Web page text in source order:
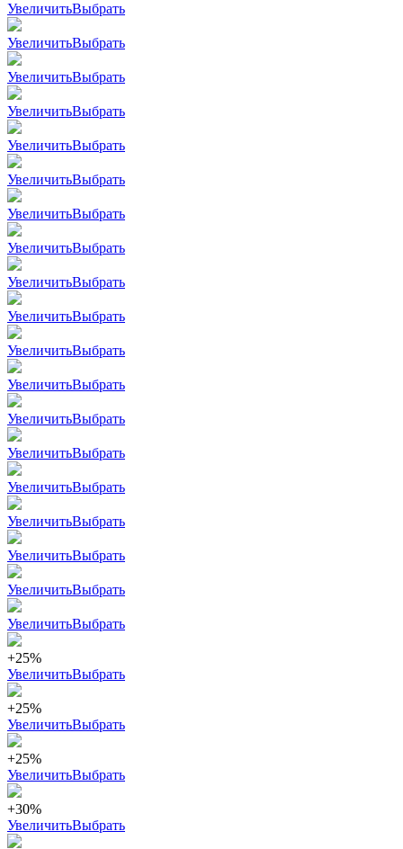
УвеличитьВыбрать
УвеличитьВыбрать
УвеличитьВыбрать
УвеличитьВыбрать
УвеличитьВыбрать
УвеличитьВыбрать
УвеличитьВыбрать
УвеличитьВыбрать
УвеличитьВыбрать
УвеличитьВыбрать
УвеличитьВыбрать
УвеличитьВыбрать
УвеличитьВыбрать
УвеличитьВыбрать
УвеличитьВыбрать
УвеличитьВыбрать
УвеличитьВыбрать
УвеличитьВыбрать
УвеличитьВыбрать
+25%
УвеличитьВыбрать
+25%
УвеличитьВыбрать
+25%
УвеличитьВыбрать
+30%
УвеличитьВыбрать